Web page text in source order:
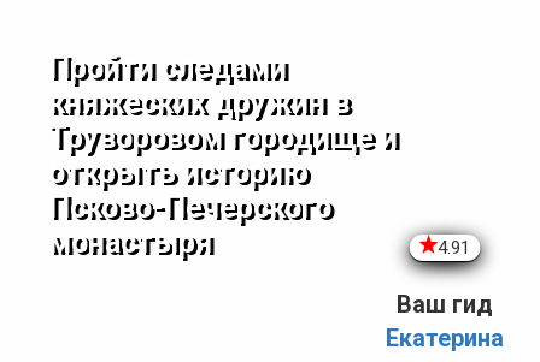
Пройти следами
княжеских дружин в
Труворовом городище и
открыть историю
Псково-Печерского
монастыря
4.91
Ваш гид
Екатерина